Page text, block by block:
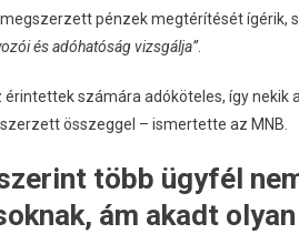
pénzek megtérítését ígérik,
és adóhatóság vizsgálja”.
számára adóköteles, így nekik
összeggel – ismertette az MNB.
több ügyfél
ám akadt